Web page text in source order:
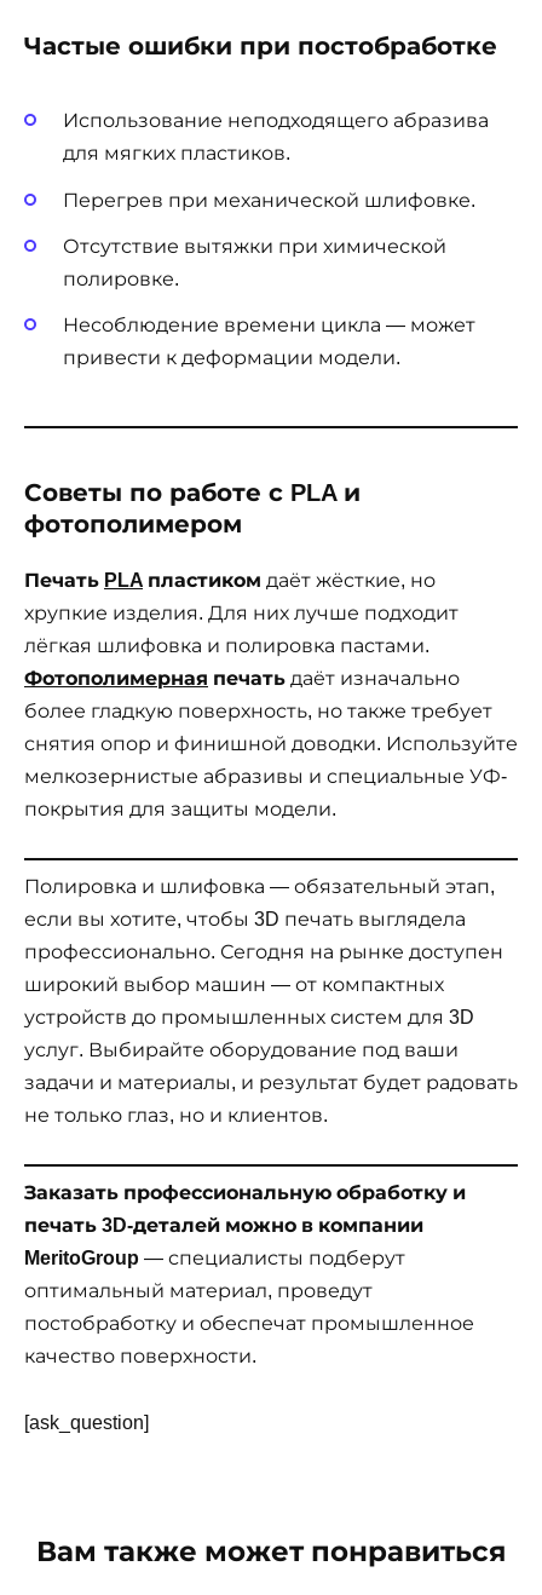
Частые ошибки при постобработке
Использование неподходящего абразива
для мягких пластиков.
Перегрев при механической шлифовке.
Отсутствие вытяжки при химической
полировке.
Несоблюдение времени цикла — может
привести к деформации модели.
Советы по работе с PLA и
фотополимером
Печать PLA пластиком даёт жёсткие, но
хрупкие изделия. Для них лучше подходит
лёгкая шлифовка и полировка пастами.
Фотополимерная печать даёт изначально
более гладкую поверхность, но также требует
снятия опор и финишной доводки. Используйте
мелкозернистые абразивы и специальные УФ-
покрытия для защиты модели.
Полировка и шлифовка — обязательный этап,
если вы хотите, чтобы 3D печать выглядела
профессионально. Сегодня на рынке доступен
широкий выбор машин — от компактных
устройств до промышленных систем для 3D
услуг. Выбирайте оборудование под ваши
задачи и материалы, и результат будет радовать
не только глаз, но и клиентов.
Заказать профессиональную обработку и
печать 3D-деталей можно в компании
MeritoGroup — специалисты подберут
оптимальный материал, проведут
постобработку и обеспечат промышленное
качество поверхности.
[ask_question]
Вам также может понравиться